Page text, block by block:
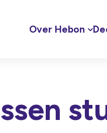
Over Hebon